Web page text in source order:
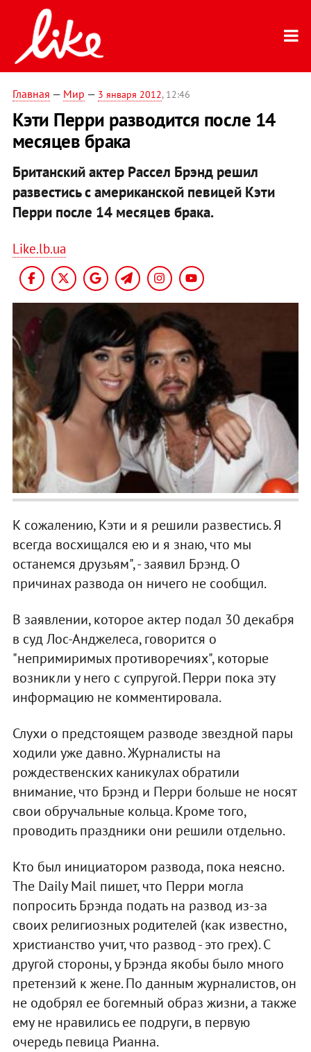
Главная — Мир — 3 января 2012, 12:46
Кэти Перри разводится после 14
месяцев брака
Британский актер Рассел Брэнд решил
развестись с американской певицей Кэти
Перри после 14 месяцев брака.
Like.lb.ua
К сожалению, Кэти и я решили развестись. Я
всегда восхищался ею и я знаю, что мы
останемся друзьям", - заявил Брэнд. О
причинах развода он ничего не сообщил.
В заявлении, которое актер подал 30 декабря
в суд Лос-Анджелеса, говорится о
"непримиримых противоречиях", которые
возникли у него с супругой. Перри пока эту
информацию не комментировала.
Слухи о предстоящем разводе звездной пары
ходили уже давно. Журналисты на
рождественских каникулах обратили
внимание, что Брэнд и Перри больше не носят
свои обручальные кольца. Кроме того,
проводить праздники они решили отдельно.
Кто был инициатором развода, пока неясно.
The Daily Mail пишет, что Перри могла
попросить Брэнда подать на развод из-за
своих религиозных родителей (как известно,
христианство учит, что развод - это грех). С
другой стороны, у Брэнда якобы было много
претензий к жене. По данным журналистов, он
не одобрял ее богемный образ жизни, а также
ему не нравились ее подруги, в первую
очередь певица Рианна.